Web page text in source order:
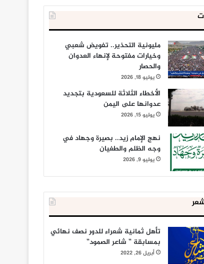
مليونية التحذير.. تفويض شعبي
وخيارات مفتوحة لإنهاء العدوان
والحصار
يوليو 18, 2026
الأخطاء الثلاثة للسعودية بتجديد
عدوانها على اليمن
يوليو 15, 2026
نهج الإمام زيد.. بصيرة وجهاد في
وجه الظلم والطغيان
يوليو 9, 2026
تأهل ثمانية شعراء للدور نصف نهائي
بمسابقة ” شاعر الصمود”
أبريل 26, 2022